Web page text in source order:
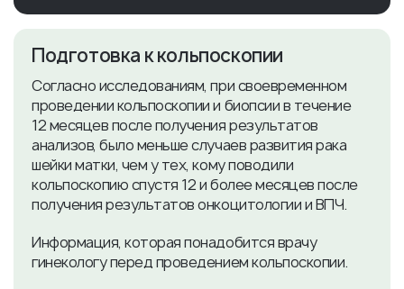
Подготовка к кольпоскопии
Согласно исследованиям, при своевременном
проведении кольпоскопии и биопсии в течение
12 месяцев после получения результатов
анализов, было меньше случаев развития рака
шейки матки, чем у тех, кому поводили
кольпоскопию спустя 12 и более месяцев после
получения результатов онкоцитологии и ВПЧ.
Информация, которая понадобится врачу
гинекологу перед проведением кольпоскопии.